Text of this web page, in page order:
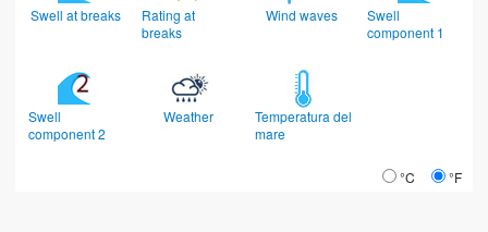
Swell at breaks
Rating at
breaks
Wind waves
Swell
component 1
Swell
component 2
Weather
Temperatura del
mare
°C °F